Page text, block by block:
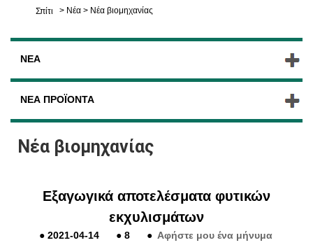
Σπίτι > Νέα > Νέα βιομηχανίας
ΝΈΑ
ΝΈΑ ΠΡΟΪΌΝΤΑ
Νέα βιομηχανίας
Εξαγωγικά αποτελέσματα φυτικών
εκχυλισμάτων
● 2021-04-14 ● 8 ● Αφήστε μου ένα μήνυμα